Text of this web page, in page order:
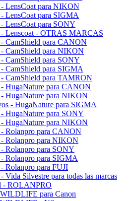
- LensCoat para NIKON
LensCoat para SIGMA
LensCoat para SONY
- Lenscoat - OTRAS MARCAS
- CamShield para CANON
- CamShield para NIKON
CamShield para SONY
CamShield para SIGMA
- CamShield para TAMRON
- HugaNature para CANON
- HugaNature para NIKON
- HugaNature para SIGMA
HugaNature para SONY
- HugaNature para NIKON
- Rolanpro para CANON
- Rolanpro para NIKON
Rolanpro para SONY
Rolanpro para SIGMA
Rolanpro para FUJI
Vida Silvestre para todas las marcas
- ROLANPRO
para Canon